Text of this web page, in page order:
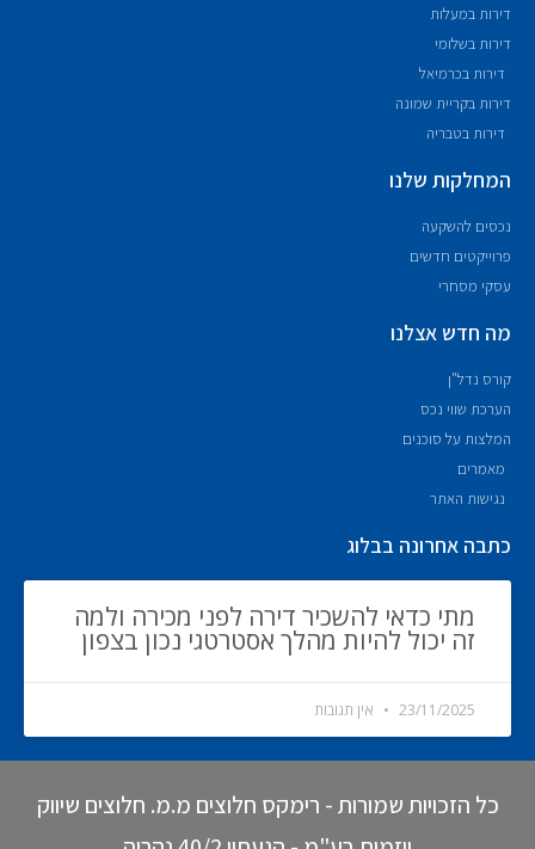
דירות במעלות
דירות בשלומי
דירות בכרמיאל
דירות בקריית שמונה
דירות בטבריה
המחלקות שלנו
נכסים להשקעה
פרוייקטים חדשים
עסקי מסחרי
מה חדש אצלנו
קורס נדל"ן
הערכת שווי נכס
המלצות על סוכנים
מאמרים
נגישות האתר
כתבה אחרונה בבלוג
מתי כדאי להשכיר דירה לפני מכירה ולמה
זה יכול להיות מהלך אסטרטגי נכון בצפון
23/11/2025 אין תגובות
כל הזכויות שמורות - רימקס חלוצים מ.מ. חלוצים שיווק